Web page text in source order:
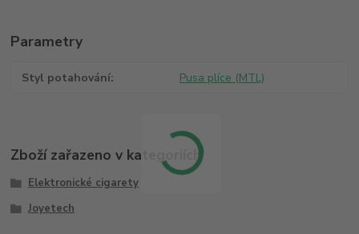
Parametry
Styl potahování Pusa plíce (MTL)
Zboží zařazeno v kategoriích
Elektronické cigarety
Joyetech